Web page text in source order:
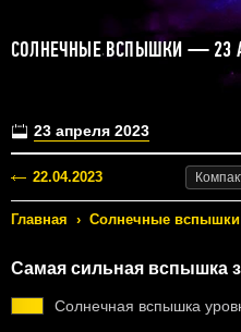
СОЛНЕЧНЫЕ ВСПЫШКИ — 23
23 апреля 2023
22.04.2023
Главная › Солнечные вспышки
Самая сильная вспышка
Солнечная вспышка